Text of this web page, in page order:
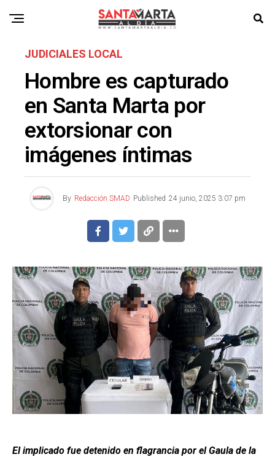
JUDICIALES LOCAL
Hombre es capturado
en Santa Marta por
extorsionar con
imágenes íntimas
By Redacción SMAD Published 24 junio, 2025 3:07 pm
El implicado fue detenido en flagrancia por el Gaula de la